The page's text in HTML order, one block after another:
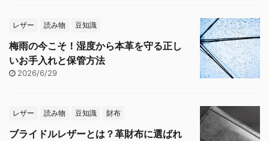
レザー 読み物 豆知識
梅雨の今こそ！湿度から本革を守る正し
いお手入れと保管方法
2026/6/29
レザー 読み物 豆知識 財布
ブライドルレザーとは？革財布に選ばれ